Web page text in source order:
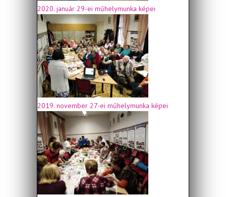
2020. január 29-ei műhelymunka képei
2019. november 27-ei műhelymunka képei